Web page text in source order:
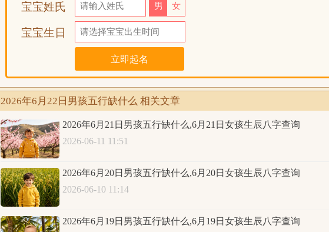
公历2026年6月22日1时生辰八字查询:
八字 丙午 甲午 丁卯 辛
五行 火火 木火
分析
五行统计：2木，4火，1土，1金，0水。五行缺水；日主天干
木；异类为：水金土。同类得分：火4.8，木2，共计6.8分；异类
字喜用神：八字偏强，八字喜水
公历2026年6月22日2时
宝宝姓氏 男 女
宝宝生日
2026年6月22日男孩五行缺什么 相关文章
2026年6月21日男孩五行缺什么,6月21日女孩生辰八字查询
2026-06-11 11:51
2026年6月20日男孩五行缺什么,6月20日女孩生辰八字查询
2026-06-10 11:14
2026年6月19日男孩五行缺什么,6月19日女孩生辰八字查询